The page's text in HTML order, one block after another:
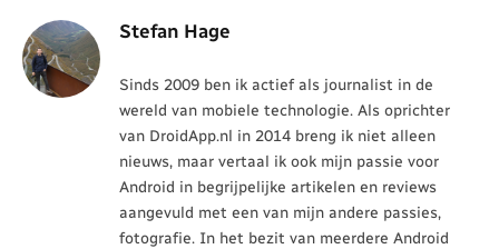
Stefan Hage
Sinds 2009 ben ik actief als journalist in de
wereld van mobiele technologie. Als oprichter
van DroidApp.nl in 2014 breng ik niet alleen
nieuws, maar vertaal ik ook mijn passie voor
Android in begrijpelijke artikelen en reviews
aangevuld met een van mijn andere passies,
fotografie. In het bezit van meerdere Android